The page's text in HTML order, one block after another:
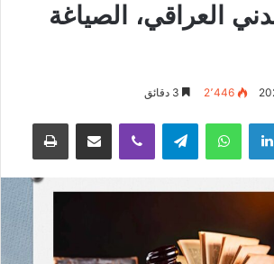
العراقي، الصياغة
2٬446
لينكدإن واتساب